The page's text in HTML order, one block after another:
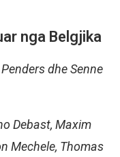
nga Belgjika
dhe Senne
Debast, Maxim
Mechele, Thomas